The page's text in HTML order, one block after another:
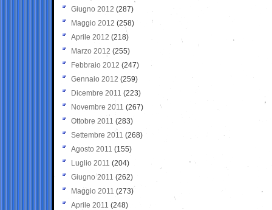
Giugno 2012 (287)
Maggio 2012 (258)
Aprile 2012 (218)
Marzo 2012 (255)
Febbraio 2012 (247)
Gennaio 2012 (259)
Dicembre 2011 (223)
Novembre 2011 (267)
Ottobre 2011 (283)
Settembre 2011 (268)
Agosto 2011 (155)
Luglio 2011 (204)
Giugno 2011 (262)
Maggio 2011 (273)
Aprile 2011 (248)